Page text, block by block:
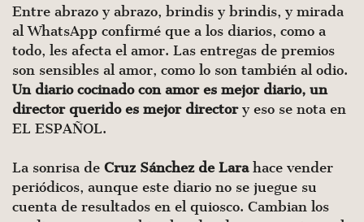
Entre abrazo y abrazo, brindis y brindis, y mirada
al WhatsApp confirmé que a los diarios, como a
todo, les afecta el amor. Las entregas de premios
son sensibles al amor, como lo son también al odio.
Un diario cocinado con amor es mejor diario, un
director querido es mejor directory eso se nota en
EL ESPAÑOL.
La sonrisa de Cruz Sánchez de Larahace vender
periódicos, aunque este diario no se juegue su
cuenta de resultados en el quiosco. Cambian los